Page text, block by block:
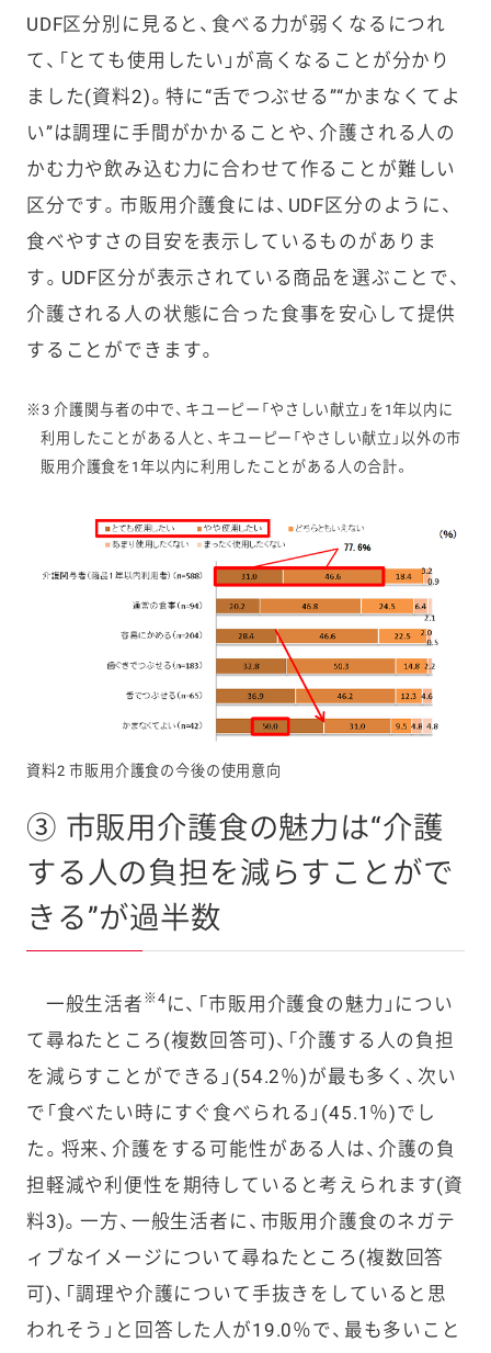
UDF区分別に見ると、食べる力が弱くなるにつれ
て、「とても使用したい」が高くなることが分かり
ました(資料2)。特に“舌でつぶせる”“かまなくてよ
い”は調理に手間がかかることや、介護される人の
かむ力や飲み込む力に合わせて作ることが難しい
区分です。市販用介護食には、UDF区分のように、
食べやすさの目安を表示しているものがありま
す。UDF区分が表示されている商品を選ぶことで、
介護される人の状態に合った食事を安心して提供
することができます。
※3 介護関与者の中で、キユーピー「やさしい献立」を1年以内に
利用したことがある人と、キユーピー「やさしい献立」以外の市
販用介護食を1 年以内に利用したことがある人の合計。
資料2 市販用介護食の今後の使用意向
③ 市販用介護食の魅力は“介護
する人の負担を減らすことがで
きる”が過半数
一般生活者 ※4 に、「市販用介護食の魅力」につい
て尋ねたところ(複数回答可)、「介護する人の負担
を減らすことができる」(54.2％)が最も多く、次い
で「食べたい時にすぐ食べられる」(45.1％)でし
た。将来、介護をする可能性がある人は、介護の負
担軽減や利便性を期待していると考えられます(資
料3)。一方、一般生活者に、市販用介護食のネガテ
ィブなイメージについて尋ねたところ(複数回答
可)、「調理や介護について手抜きをしていると思
われそう」と回答した人が19.0％で、最も多いこと